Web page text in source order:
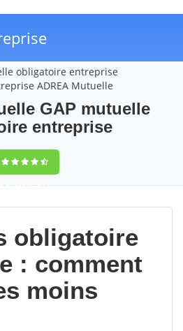
obligatoire entreprise
ADREA Mutuelle
GAP mutuelle
entreprise
9,5(100%)214
obligatoire
: comment
moins